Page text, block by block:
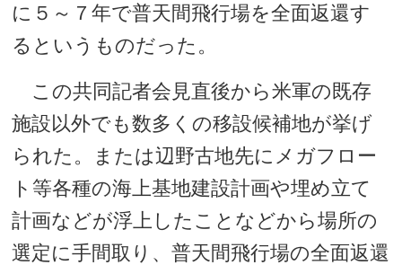
に５～７年で普天間飛行場を全面返還す
るというものだった。
この共同記者会見直後から米軍の既存
施設以外でも数多くの移設候補地が挙げ
られた。または辺野古地先にメガフロー
ト等各種の海上基地建設計画や埋め立て
計画などが浮上したことなどから場所の
選定に手間取り、普天間飛行場の全面返還